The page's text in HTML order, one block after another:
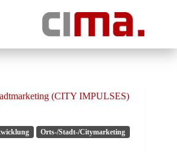
(CITY IMPULSES)
Orts-/Stadt-/Citymarketing